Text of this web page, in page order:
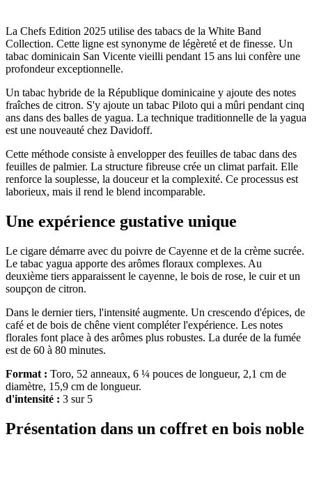
La Chefs Edition 2025 utilise des tabacs de la White Band
Collection. Cette ligne est synonyme de légèreté et de finesse. Un
tabac dominicain San Vicente vieilli pendant 15 ans lui confère une
profondeur exceptionnelle.
Un tabac hybride de la République dominicaine y ajoute des notes
fraîches de citron. S'y ajoute un tabac Piloto qui a mûri pendant cinq
ans dans des balles de yagua. La technique traditionnelle de la yagua
est une nouveauté chez Davidoff.
Cette méthode consiste à envelopper des feuilles de tabac dans des
feuilles de palmier. La structure fibreuse crée un climat parfait. Elle
renforce la souplesse, la douceur et la complexité. Ce processus est
laborieux, mais il rend le blend incomparable.
Une expérience gustative unique
Le cigare démarre avec du poivre de Cayenne et de la crème sucrée.
Le tabac yagua apporte des arômes floraux complexes. Au
deuxième tiers apparaissent le cayenne, le bois de rose, le cuir et un
soupçon de citron.
Dans le dernier tiers, l'intensité augmente. Un crescendo d'épices, de
café et de bois de chêne vient compléter l'expérience. Les notes
florales font place à des arômes plus robustes. La durée de la fumée
est de 60 à 80 minutes.
Format : Toro, 52 anneaux, 6 ¼ pouces de longueur, 2,1 cm de
diamètre, 15,9 cm de longueur.
d'intensité : 3 sur 5
Présentation dans un coffret en bois noble